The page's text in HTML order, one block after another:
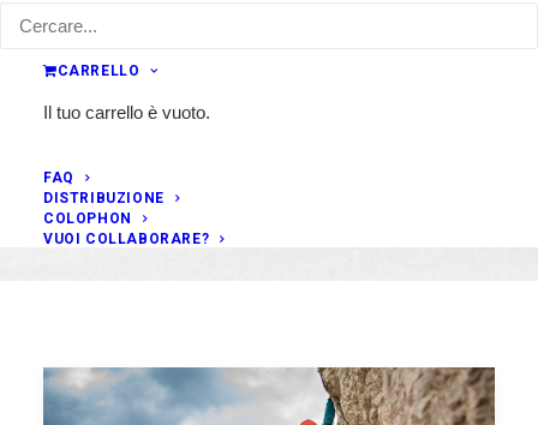
CARRELLO
Il tuo carrello è vuoto.
FAQ
DISTRIBUZIONE
COLOPHON
VUOI COLLABORARE?